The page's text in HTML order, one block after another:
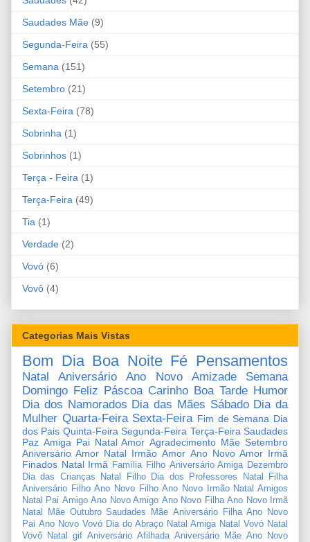
Saudades Mãe (9)
Segunda-Feira (55)
Semana (151)
Setembro (21)
Sexta-Feira (78)
Sobrinha (1)
Sobrinhos (1)
Terça - Feira (1)
Terça-Feira (49)
Tia (1)
Verdade (2)
Vovó (6)
Vovô (4)
Categorias Mais Vistas
Bom Dia Boa Noite Fé Pensamentos
Natal Aniversário Ano Novo Amizade
Semana
Domingo Feliz Páscoa Carinho Boa Tarde Humor
Dia dos Namorados Dia das Mães Sábado Dia da
Mulher Quarta-Feira Sexta-Feira Fim de Semana Dia
dos Pais Quinta-Feira Segunda-Feira Terça-Feira Saudades
Paz Amiga Pai Natal Amor Agradecimento Mãe Setembro
Aniversário Amor Natal Irmão Amor Ano Novo Amor Irmã
Finados Natal Irmã Família Filho Aniversário Amiga Dezembro
Dia das Crianças
Natal Filho Dia dos Professores
Natal Filha
Aniversário Filho Ano Novo Filho Ano Novo Irmão Natal Amigos
Natal Pai Amigo Ano Novo Amigo Ano Novo Filha Ano Novo Irmã
Natal Mãe Outubro Saudades Mãe Aniversário Filha Ano Novo
Pai Ano Novo Vovó Dia do Abraço Natal Amiga Natal Vovó Natal
Vovô
Natal gif Aniversário Afilhada Aniversário Mãe Ano Novo